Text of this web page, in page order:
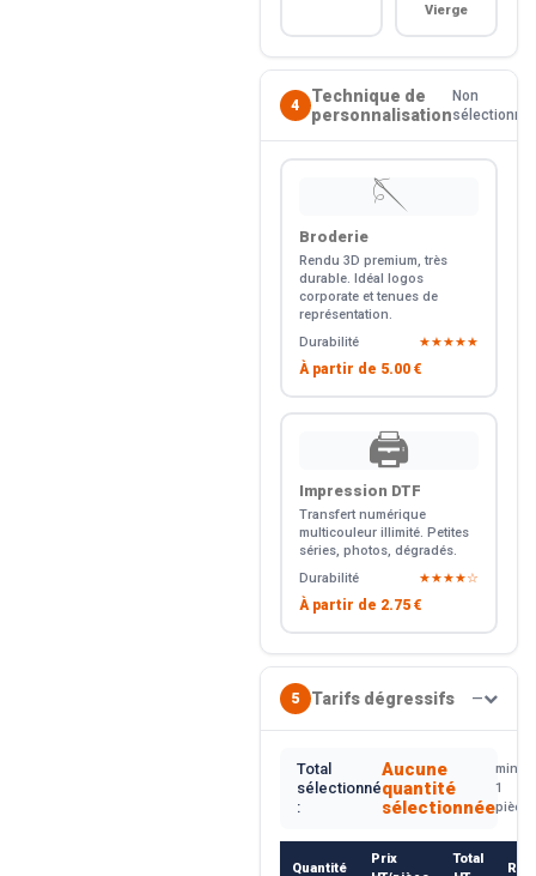
Vierge
4
Technique de
personnalisation
Non
sélectionné
🪡
Broderie
Rendu 3D premium, très
durable. Idéal logos
corporate et tenues de
représentation.
Durabilité
★★★★★
À partir de 5.00 €
🖨️
Impression DTF
Transfert numérique
multicouleur illimité. Petites
séries, photos, dégradés.
Durabilité
★★★★☆
À partir de 2.75 €
5 Tarifs dégressifs —
Total
sélectionné
:
Aucune
quantité
sélectionnée
min.
1
pièce
Quantité
Prix
Total